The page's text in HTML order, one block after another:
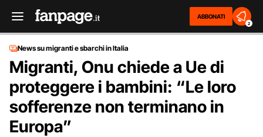
ABBONATI
2
News su migranti e sbarchi in Italia
Migranti, Onu chiede a Ue di
proteggere i bambini: “Le loro
sofferenze non terminano in
Europa”